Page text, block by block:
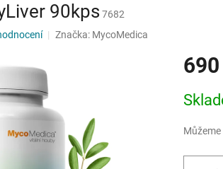
90kps 7682
Značka: MycoMedica
cena: